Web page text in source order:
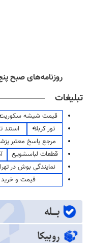
روزنامه‌های صبح پنج‌شنبه ۱۵
تبلیغات
قیمت شیشه
تور کربلا
استند
مرجع پاسخ معتبر
قطعات لباسشویی
نمایندگی بوش در
قیمت و